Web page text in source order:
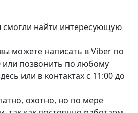
найти интересующую
можете написать в Viber по
или позвонить по любому
или в контактах с 11:00 до
охотно, но по мере